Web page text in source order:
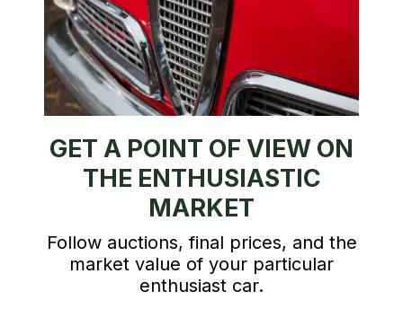
GET A POINT OF VIEW ON
THE ENTHUSIASTIC
MARKET
Follow auctions, final prices, and the
market value of your particular
enthusiast car.